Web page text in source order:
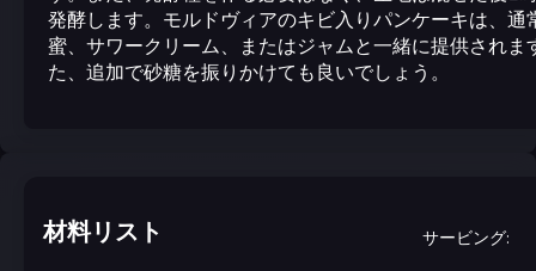
発酵します。モルドヴィアのキビ入りパンケーキは、通
蜜、サワークリーム、またはジャムと一緒に提供されま
た、追加で砂糖を振りかけても良いでしょう。
材料リスト サービング: